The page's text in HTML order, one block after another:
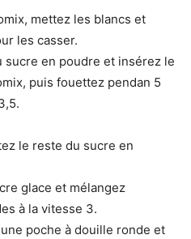
mettez les blancs et
les casser.
sucre en poudre et insérez le
puis fouettez pendan 5
le reste du sucre en
glace et mélangez
à la vitesse 3.
poche à douille ronde et